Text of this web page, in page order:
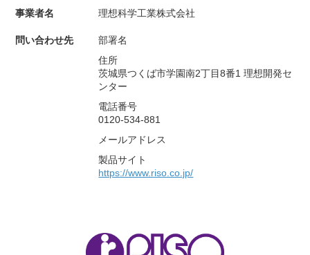
事業者名 理想科学工業株式会社
問い合わせ先
部署名
住所
茨城県つくば市学園南2丁目8番1 理想開発セ
ンター
電話番号
0120-534-881
メールアドレス
製品サイト
https://www.riso.co.jp/